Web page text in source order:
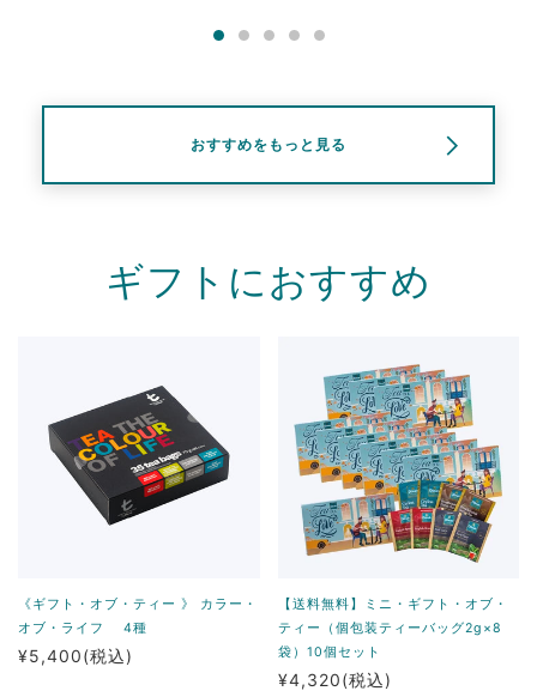
おすすめをもっと見る
ギフトにおすすめ
《ギフト・オブ・ティー 》 カラー・
オブ・ライフ 4種
¥5,400(税込)
【送料無料】ミニ・ギフト・オブ・
ティー（個包装ティーバッグ2g×8
袋）10個セット
¥4,320(税込)